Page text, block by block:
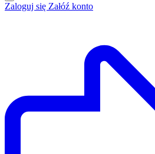
Zaloguj się Załóź konto